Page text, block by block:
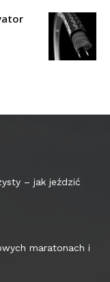
– jak jeździć
maratonach i